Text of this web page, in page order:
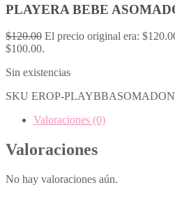
PLAYERA BEBE
$120.00 El precio original era:
$100.00.
Sin existencias
SKU EROP-
Valoraciones (0)
Valoraciones
No hay valoraciones aún.